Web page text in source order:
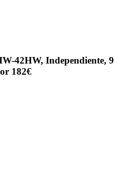
42HW, Independiente, 9
182€